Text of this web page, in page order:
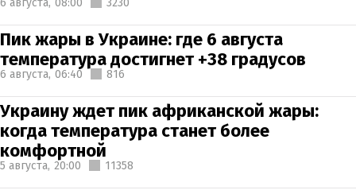
Пик жары в Украине: где 6 августа
температура достигнет +38 градусов
6 августа, 06:40 816
Украину ждет пик африканской жары:
когда температура станет более
комфортной
5 августа, 20:00 11358